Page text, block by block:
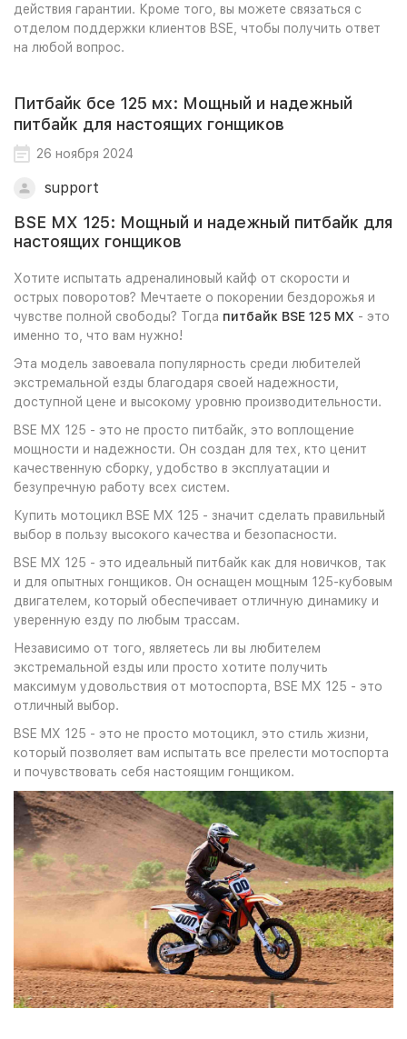
действия гарантии. Кроме того, вы можете связаться с
отделом поддержки клиентов BSE, чтобы получить ответ
на любой вопрос.
Питбайк бсе 125 мх: Мощный и надежный
питбайк для настоящих гонщиков
26 ноября 2024
support
BSE MX 125: Мощный и надежный питбайк для
настоящих гонщиков
Хотите испытать адреналиновый кайф от скорости и
острых поворотов? Мечтаете о покорении бездорожья и
чувстве полной свободы? Тогда питбайк BSE 125 MX - это
именно то, что вам нужно!
Эта модель завоевала популярность среди любителей
экстремальной езды благодаря своей надежности,
доступной цене и высокому уровню производительности.
BSE MX 125 - это не просто питбайк, это воплощение
мощности и надежности. Он создан для тех, кто ценит
качественную сборку, удобство в эксплуатации и
безупречную работу всех систем.
Купить мотоцикл BSE MX 125 - значит сделать правильный
выбор в пользу высокого качества и безопасности.
BSE MX 125 - это идеальный питбайк как для новичков, так
и для опытных гонщиков. Он оснащен мощным 125-кубовым
двигателем, который обеспечивает отличную динамику и
уверенную езду по любым трассам.
Независимо от того, являетесь ли вы любителем
экстремальной езды или просто хотите получить
максимум удовольствия от мотоспорта, BSE MX 125 - это
отличный выбор.
BSE MX 125 - это не просто мотоцикл, это стиль жизни,
который позволяет вам испытать все прелести мотоспорта
и почувствовать себя настоящим гонщиком.